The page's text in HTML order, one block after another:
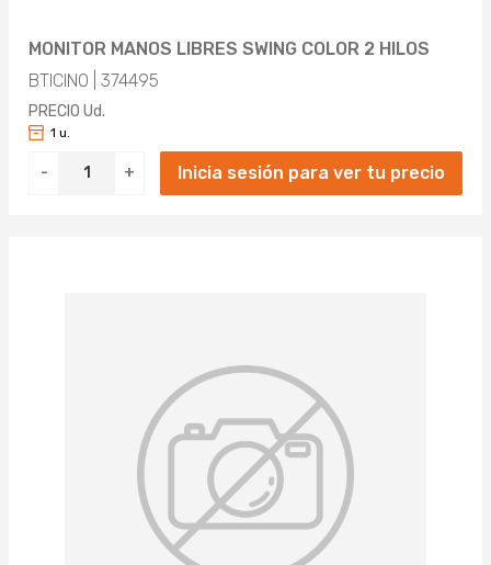
MONITOR MANOS LIBRES SWING COLOR 2 HILOS
BTICINO | 374495
PRECIO Ud.
- +
1 u.
Inicia sesión para ver tu precio